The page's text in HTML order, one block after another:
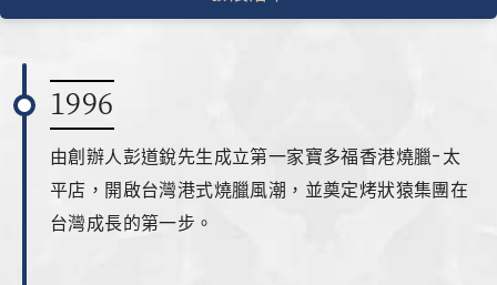
Subsidiary Brands
関連ブランド
線上購物
Shopping
1996
由創辦人彭道銳先生成立第一家寶多福香港燒臘-太
平店，開啟台灣港式燒臘風潮，並奠定烤狀猿集團在
台灣成長的第一步。